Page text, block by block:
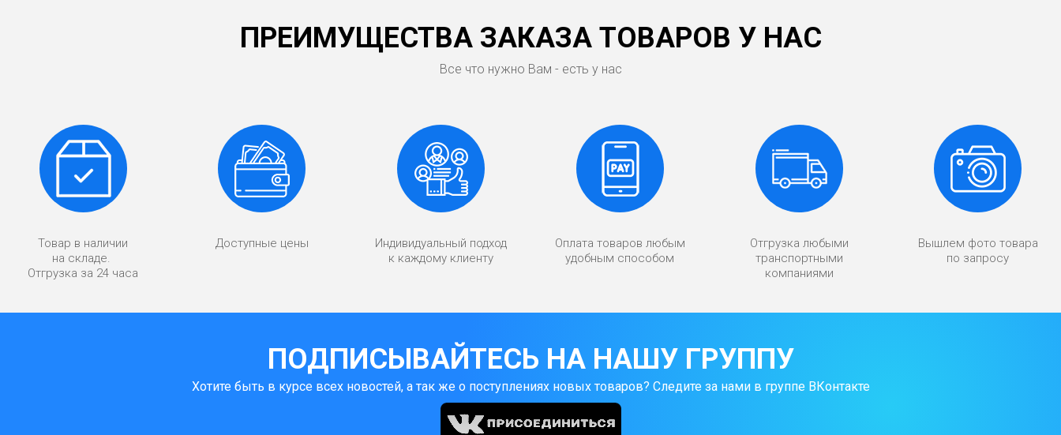
ПРЕИМУЩЕСТВА ЗАКАЗА ТОВАРОВ У НАС
Все что нужно Вам - есть у нас
Товар в наличии
на складе.
Отгрузка за 24 часа
Доступные цены
Индивидуальный подход
к каждому клиенту
Оплата товаров любым
удобным способом
Отгрузка любыми
транспортными
компаниями
Вышлем фото товара
по запросу
ПОДПИСЫВАЙТЕСЬ НА НАШУ ГРУППУ
Хотите быть в курсе всех новостей, а так же о поступлениях новых товаров? Следите за нами в группе ВКонтакте